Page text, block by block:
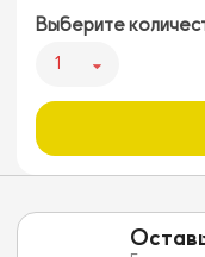
Выберите
1